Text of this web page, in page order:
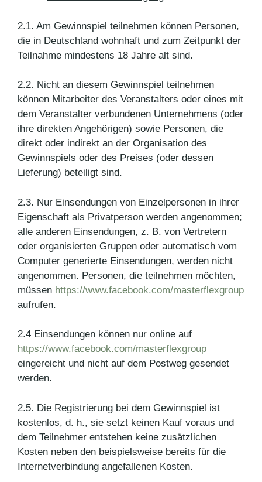
2.1. Am Gewinnspiel teilnehmen können Personen,
die in Deutschland wohnhaft und zum Zeitpunkt der
Teilnahme mindestens 18 Jahre alt sind.
2.2. Nicht an diesem Gewinnspiel teilnehmen
können Mitarbeiter des Veranstalters oder eines mit
dem Veranstalter verbundenen Unternehmens (oder
ihre direkten Angehörigen) sowie Personen, die
direkt oder indirekt an der Organisation des
Gewinnspiels oder des Preises (oder dessen
Lieferung) beteiligt sind.
2.3. Nur Einsendungen von Einzelpersonen in ihrer
Eigenschaft als Privatperson werden angenommen;
alle anderen Einsendungen, z. B. von Vertretern
oder organisierten Gruppen oder automatisch vom
Computer generierte Einsendungen, werden nicht
angenommen. Personen, die teilnehmen möchten,
müssen https://www.facebook.com/masterflexgroup
aufrufen.
2.4 Einsendungen können nur online auf
https://www.facebook.com/masterflexgroup
eingereicht und nicht auf dem Postweg gesendet
werden.
2.5. Die Registrierung bei dem Gewinnspiel ist
kostenlos, d. h., sie setzt keinen Kauf voraus und
dem Teilnehmer entstehen keine zusätzlichen
Kosten neben den beispielsweise bereits für die
Internetverbindung angefallenen Kosten.